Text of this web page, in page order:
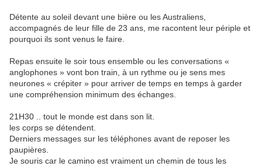
Détente au soleil devant une bière ou les Australiens,
accompagnés de leur fille de 23 ans, me racontent leur périple et
pourquoi ils sont venus le faire.
Repas ensuite le soir tous ensemble ou les conversations «
anglophones » vont bon train, à un rythme ou je sens mes
neurones « crépiter » pour arriver de temps en temps à garder
une compréhension minimum des échanges.
21H30 .. tout le monde est dans son lit.
les corps se détendent.
Derniers messages sur les téléphones avant de reposer les
paupières.
Je souris car le camino est vraiment un chemin de tous les